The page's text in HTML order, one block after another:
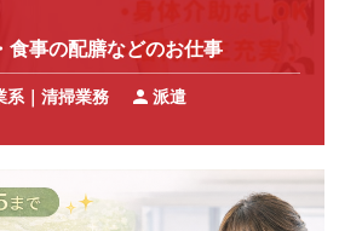
食事の配膳などのお仕事
系｜清掃業務
派遣